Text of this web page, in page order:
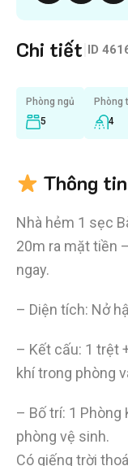
Chi tiết ID
Phòng ngủ
5
Phòng
4
Thông
Nhà hẻm 1 sẹc
20m ra mặt tiền
ngay.
– Diện tích: Nở
– Kết cấu: 1 trệt
khí trong phòng
– Bố trí: 1 Phòng
phòng vệ sinh.
Có giếng trời